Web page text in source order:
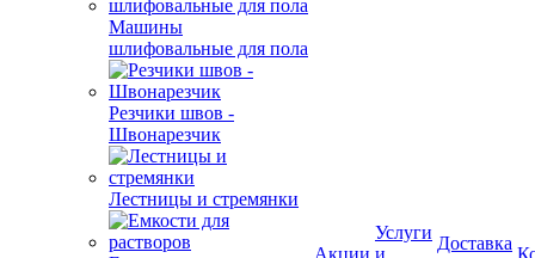
Машины
шлифовальные для пола
Резчики швов -
Швонарезчик
Лестницы и стремянки
Акции
Услуги
и
Доставка